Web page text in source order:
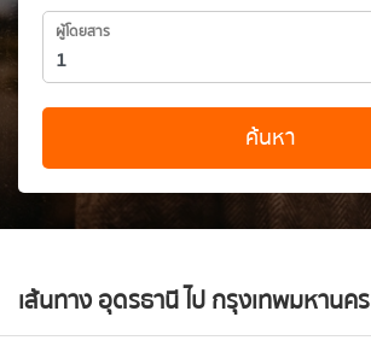
ผู้โดยสาร
ค้นหา
เส้นทาง อุดรธานี ไป กรุงเทพมหานคร